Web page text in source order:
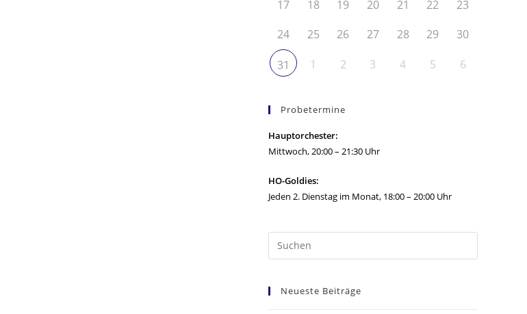
17
18 19 20 21 22
23
24
25 26 27 28 29 30
31 1 2 3 4 5 6
Probetermine
Hauptorchester:
Mittwoch, 20:00 – 21:30 Uhr
HO-Goldies:
Jeden 2. Dienstag im Monat, 18:00 – 20:00 Uhr
Neueste Beiträge